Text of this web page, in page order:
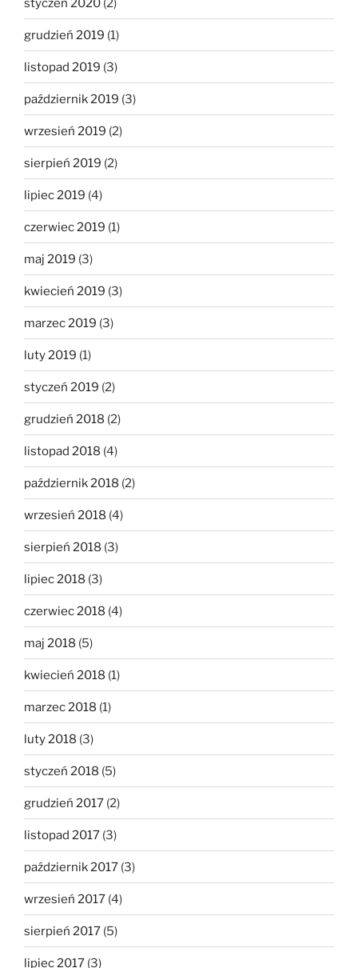
styczeń 2020 (2)
grudzień 2019 (1)
listopad 2019 (3)
październik 2019 (3)
wrzesień 2019 (2)
sierpień 2019 (2)
lipiec 2019 (4)
czerwiec 2019 (1)
maj 2019 (3)
kwiecień 2019 (3)
marzec 2019 (3)
luty 2019 (1)
styczeń 2019 (2)
grudzień 2018 (2)
listopad 2018 (4)
październik 2018 (2)
wrzesień 2018 (4)
sierpień 2018 (3)
lipiec 2018 (3)
czerwiec 2018 (4)
maj 2018 (5)
kwiecień 2018 (1)
marzec 2018 (1)
luty 2018 (3)
styczeń 2018 (5)
grudzień 2017 (2)
listopad 2017 (3)
październik 2017 (3)
wrzesień 2017 (4)
sierpień 2017 (5)
lipiec 2017 (3)